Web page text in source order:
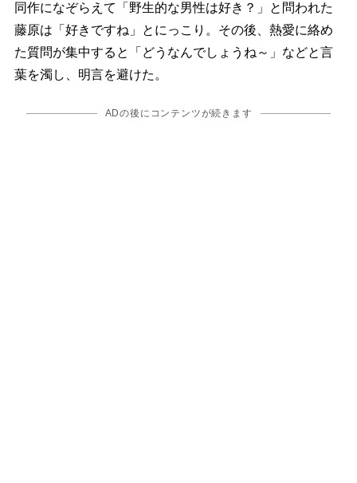
同作になぞらえて「野生的な男性は好き？」と問われた
藤原は「好きですね」とにっこり。その後、熱愛に絡め
た質問が集中すると「どうなんでしょうね～」などと言
葉を濁し、明言を避けた。
ADの後にコンテンツが続きます